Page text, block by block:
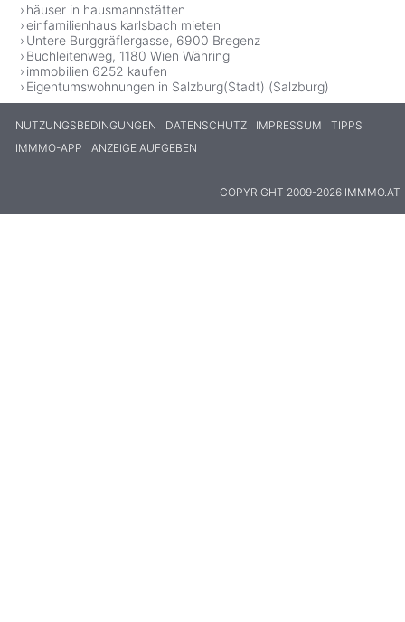
häuser in hausmannstätten
einfamilienhaus karlsbach mieten
Untere Burggräflergasse, 6900 Bregenz
Buchleitenweg, 1180 Wien Währing
immobilien 6252 kaufen
Eigentumswohnungen in Salzburg(Stadt) (Salzburg)
NUTZUNGSBEDINGUNGEN DATENSCHUTZ IMPRESSUM
TIPPS
IMMMO-APP
ANZEIGE AUFGEBEN
COPYRIGHT 2009-2026 IMMMO.AT